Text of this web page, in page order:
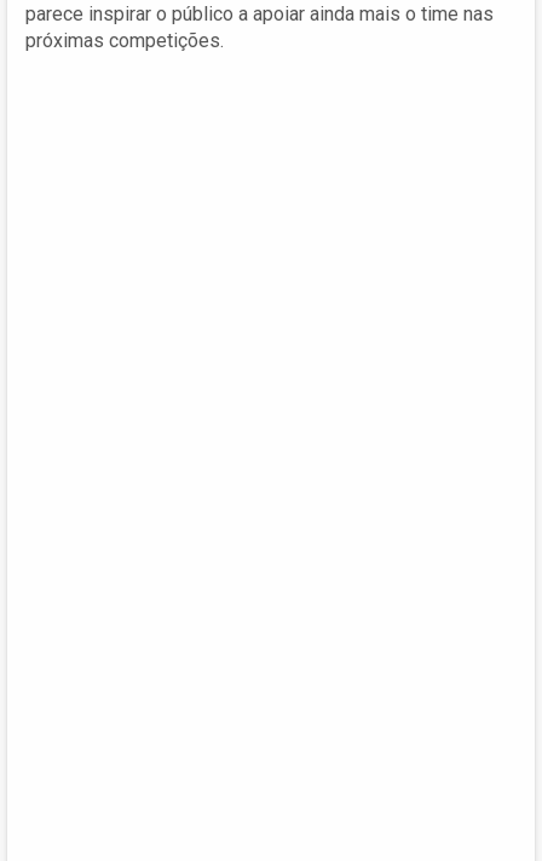
parece inspirar o público a apoiar ainda mais o time nas
próximas competições.